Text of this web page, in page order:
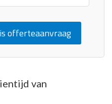
offerteaanvraag
van